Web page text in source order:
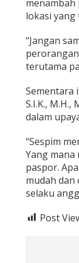
lokasi yang
“Jangan
terutama
Sementara
S.I.K.,
dalam
“Sespim
Yang
paspor.
mudah dan
selaku
Post